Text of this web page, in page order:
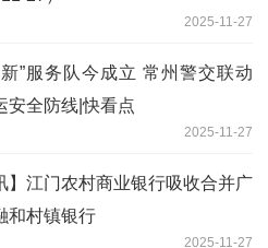
2025-11-27
”服务队今成立 常州警交联动
安全防线|快看点
2025-11-27
】江门农村商业银行吸收合并广
和村镇银行
2025-11-27